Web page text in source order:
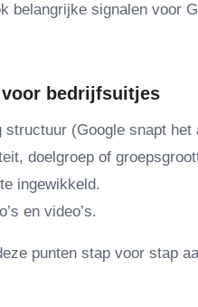
belangrijke signalen voor
bedrijfsuitjes
(Google snapt het
doelgroep of
ingewikkeld.
en video’s.
punten stap voor stap